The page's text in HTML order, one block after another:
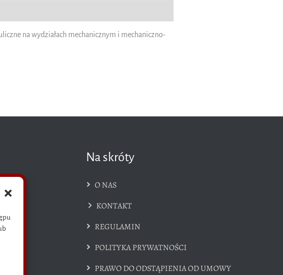
na wydziałach mechanicznym i mechaniczno-
Na skróty
O NAS
KONTAKT
REGULAMIN
POLITYKA PRYWATNOŚCI
PRAWO DO ODSTĄPIENIA OD UMOWY